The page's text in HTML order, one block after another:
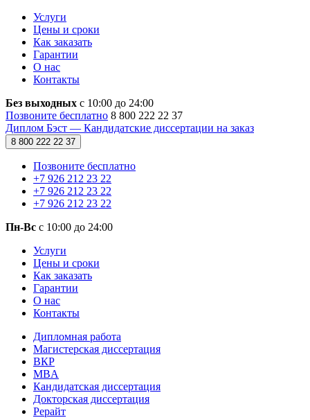
Услуги
Цены и сроки
Как заказать
Гарантии
О нас
Контакты
Без выходных с 10:00 до 24:00
Позвоните бесплатно 8 800 222 22 37
Диплом Бэст — Кандидатские диссертации на заказ
8 800 222 22 37
Позвоните бесплатно
+7 926 212 23 22
+7 926 212 23 22
+7 926 212 23 22
Пн-Вс с 10:00 до 24:00
Услуги
Цены и сроки
Как заказать
Гарантии
О нас
Контакты
Дипломная работа
Магистерская диссертация
ВКР
MBA
Кандидатская диссертация
Докторская диссертация
Рерайт